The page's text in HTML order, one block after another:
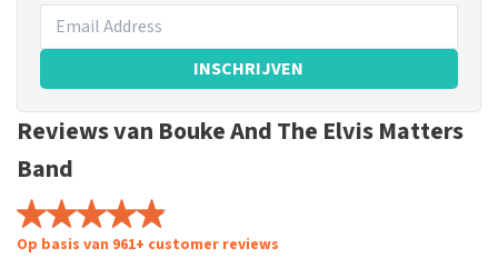
INSCHRIJVEN
Reviews van Bouke And The Elvis Matters
Band
Op basis van 961+ customer reviews